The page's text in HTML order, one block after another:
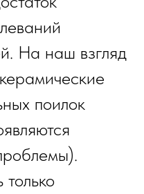
На наш взгляд
поилок